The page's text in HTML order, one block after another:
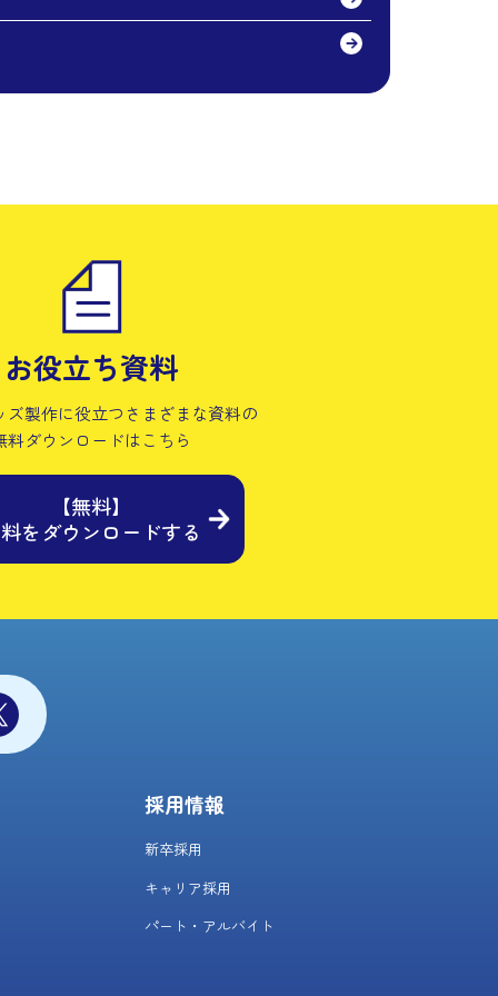
お役立ち資料
ズ製作に役立つさまざまな資料の
料ダウンロードはこちら
【無料】
をダウンロードする
採用情報
新卒採用
キャリア採用
パート・アルバイト